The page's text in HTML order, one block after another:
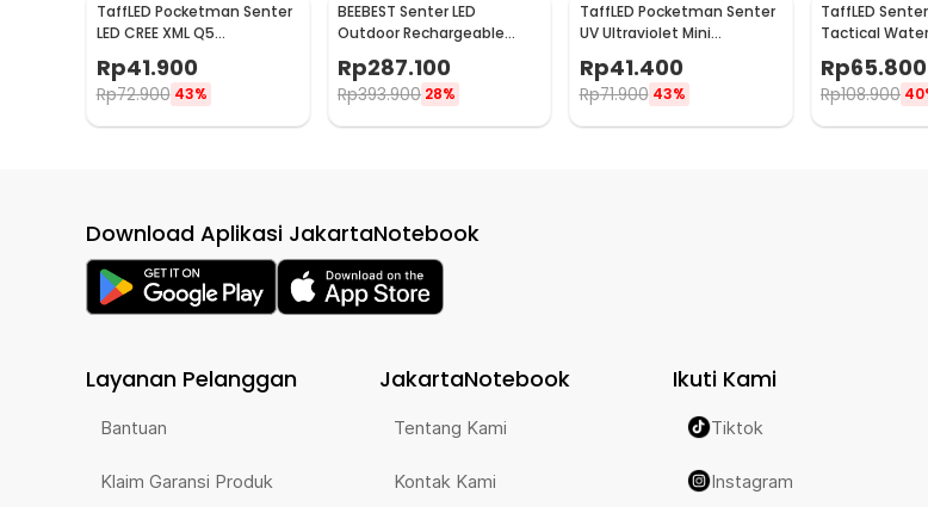
TaffLED Pocketman Senter
LED CREE XML Q5
P1
Rp41.900
Rp72.900 43%
BEEBEST Senter LED
Outdoor Rechargeable
Waterproof IPX6 1000
Lumens - FZ101
Rp287.100
Rp393.900 28%
TaffLED Pocketman Senter
UV Ultraviolet Mini
P1UV
Rp41.400
Rp71.900 43%
TaffLED
Tactical
3000 Lumens -
Rp65.800
Rp108.900
Download Aplikasi JakartaNotebook
Layanan Pelanggan
Bantuan
Klaim Garansi Produk
JakartaNotebook
Tentang Kami
Kontak Kami
Ikuti Kami
Tiktok
Instagram